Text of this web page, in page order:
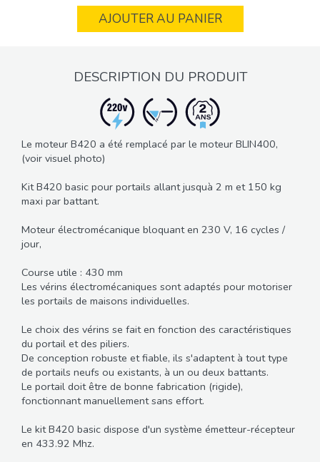
AJOUTER AU PANIER
DESCRIPTION DU PRODUIT
Le moteur B420 a été remplacé par le moteur BLIN400,
(voir visuel photo)
Kit B420 basic pour portails allant jusquà 2 m et 150 kg
maxi par battant.
Moteur électromécanique bloquant en 230 V, 16 cycles /
jour,
Course utile : 430 mm
Les vérins électromécaniques sont adaptés pour motoriser
les portails de maisons individuelles.
Le choix des vérins se fait en fonction des caractéristiques
du portail et des piliers.
De conception robuste et fiable, ils s'adaptent à tout type
de portails neufs ou existants, à un ou deux battants.
Le portail doit être de bonne fabrication (rigide),
fonctionnant manuellement sans effort.
Le kit B420 basic dispose d'un système émetteur-récepteur
en 433.92 Mhz.